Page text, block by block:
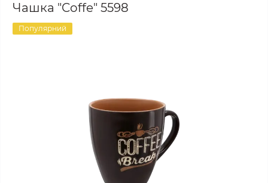
Чашка "Coffe" 5598
Популярний